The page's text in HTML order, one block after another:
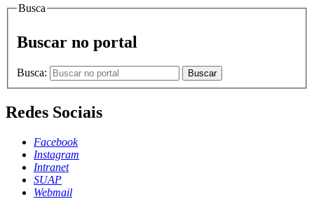
Busca
Buscar no portal
Busca: Buscar
Redes Sociais
Facebook
Instagram
Intranet
SUAP
Webmail